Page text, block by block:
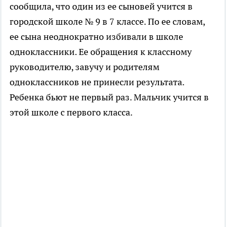
сообщила, что один из ее сыновей учится в
городской школе № 9 в 7 классе. По ее словам,
ее сына неоднократно избивали в школе
одноклассники. Ее обращения к классному
руководителю, завучу и родителям
одноклассников не принесли результата.
Ребенка бьют не первый раз. Мальчик учится в
этой школе с первого класса.